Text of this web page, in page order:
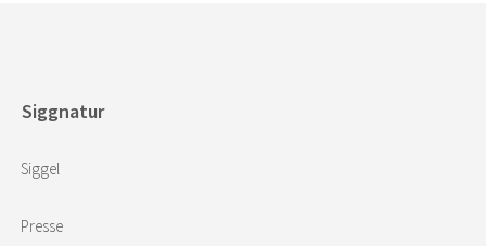
Siggnatur
Siggel
Presse